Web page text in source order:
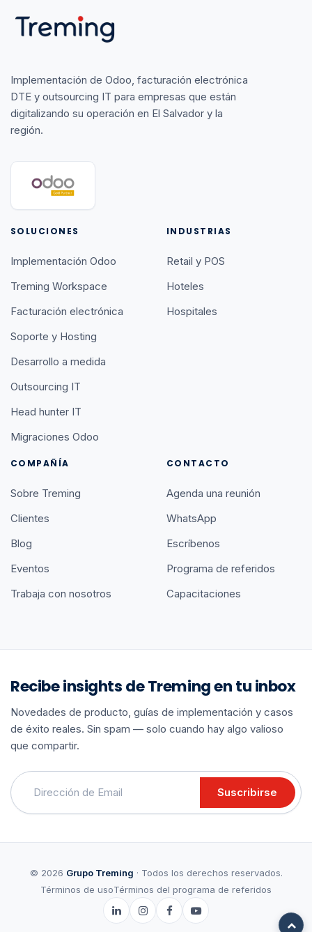
Implementación de Odoo, facturación electrónica
DTE y outsourcing IT para empresas que están
digitalizando su operación en El Salvador y la
región.
SOLUCIONES
Implementación Odoo
Treming Workspace
Facturación electrónica
Soporte y Hosting
Desarrollo a medida
Outsourcing IT
Head hunter IT
Migraciones Odoo
INDUSTRIAS
Retail y POS
Hoteles
Hospitales
COMPAÑÍA
Sobre Treming
Clientes
Blog
Eventos
Trabaja con nosotros
CONTACTO
Agenda una reunión
WhatsApp
Escríbenos
Programa de referidos
Capacitaciones
Recibe insights de Treming en tu inbox
Novedades de producto, guías de implementación y casos
de éxito reales. Sin spam — solo cuando hay algo valioso
que compartir.
Suscribirse
© 2026 Grupo Treming · Todos los derechos reservados.
Términos de usoTérminos del programa de referidos